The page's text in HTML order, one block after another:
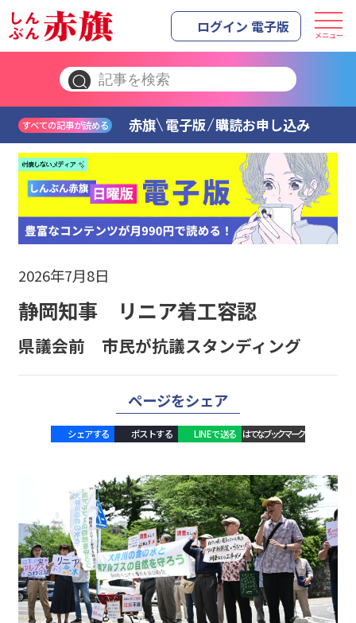
ログイン 電子版 メニュー
すべての記事が読める 赤旗 電子版 購読お申し込み
2026年7月8日
静岡知事 リニア着工容認
県議会前 市民が抗議スタンディング
ページをシェア
シェアする ポストする LINEで送る はてなブックマーク